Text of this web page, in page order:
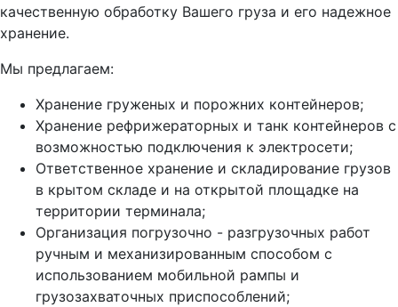
качественную обработку Вашего груза и его надежное
хранение.
Мы предлагаем:
Хранение груженых и порожних контейнеров;
Хранение рефрижераторных и танк контейнеров с
возможностью подключения к электросети;
Ответственное хранение и складирование грузов
в крытом складе и на открытой площадке на
территории терминала;
Организация погрузочно - разгрузочных работ
ручным и механизированным способом с
использованием мобильной рампы и
грузозахваточных приспособлений;